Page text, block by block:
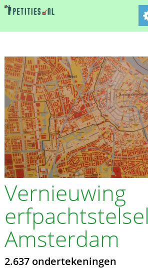
Vernieuwing
erfpachtstelsel
Amsterdam
2.637 ondertekeningen